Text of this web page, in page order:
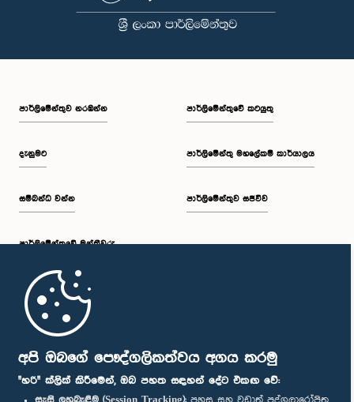
අපි ඔබගේ පෞද්ගලිකත්වය අගය කරමු
"හරි" ක්ලික් කිරීමෙන්, ඔබ පහත සඳහන් දේට එකඟ වේ:
පාර්ලි‌මේන්තුව නරඹන්න
දැනුමට
සම්බන්ධ වන්න
පාර්ලි‌මේන්තුවේ මන්ත්‍රීවරු
මුල් පිටුව
පාර්ලිමේන්තුවේ කටයුතු
පාර්ලිමේන්තු මහලේකම් කාර්යාලය
පාර්ලිමේන්තුව සජීවීව
පාර්ලිමේන්තු ජංගම යෙදුම